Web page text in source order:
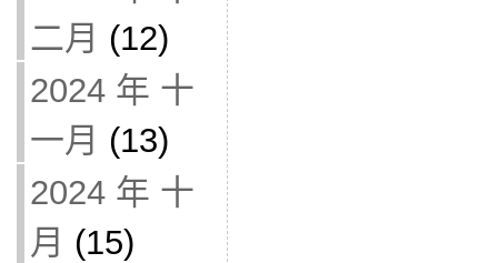
二月 (12)
2024 年 十
一月 (13)
2024 年 十
月 (15)